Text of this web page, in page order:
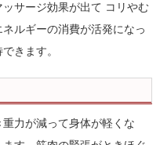
サージ効果が出て コリやむ
ルギーの消費が活発になっ
きます。
力が減って身体が軽くな